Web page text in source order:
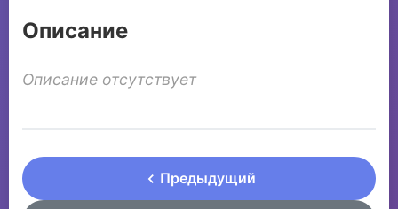
Описание
Описание отсутствует
Предыдущий